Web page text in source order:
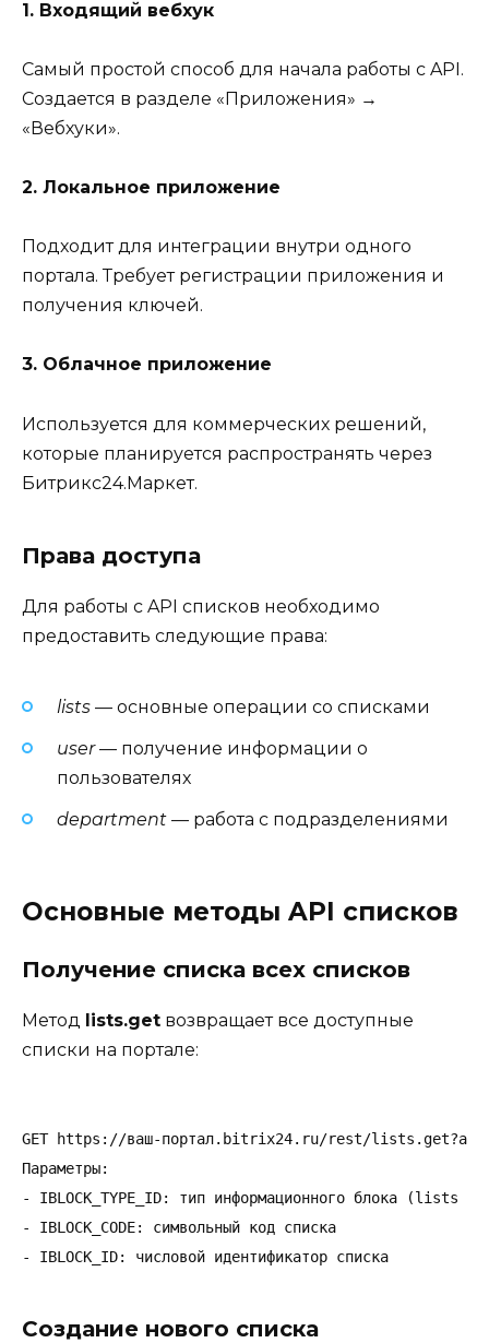
1. Входящий вебхук
Самый простой способ для начала работы с API.
Создается в разделе «Приложения» →
«Вебхуки».
2. Локальное приложение
Подходит для интеграции внутри одного
портала. Требует регистрации приложения и
получения ключей.
3. Облачное приложение
Используется для коммерческих решений,
которые планируется распространять через
Битрикс24.Маркет.
Права доступа
Для работы с API списков необходимо
предоставить следующие права:
lists — основные операции со списками
user— получение информации о
пользователях
department — работа с подразделениями
Основные методы API списков
Получение списка всех списков
Метод lists.get возвращает все доступные
списки на портале:
GET https://ваш-портал.bitrix24.ru/rest/
Параметры:
- IBLOCK_TYPE_ID: тип информационного блока (lists -
- IBLOCK_CODE: символьный код списка
Создание нового списка